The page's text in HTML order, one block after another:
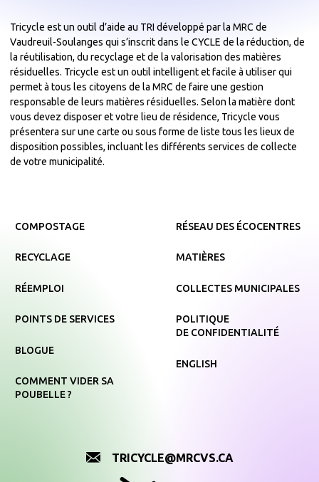
Tricycle est un outil d’aide au TRI développé par la MRC de
Vaudreuil-Soulanges qui s’inscrit dans le CYCLE de la réduction, de
la réutilisation, du recyclage et de la valorisation des matières
résiduelles. Tricycle est un outil intelligent et facile à utiliser qui
permet à tous les citoyens de la MRC de faire une gestion
responsable de leurs matières résiduelles. Selon la matière dont
vous devez disposer et votre lieu de résidence, Tricycle vous
présentera sur une carte ou sous forme de liste tous les lieux de
disposition possibles, incluant les différents services de collecte
de votre municipalité.
COMPOSTAGE
RECYCLAGE
RÉEMPLOI
POINTS DE SERVICES
BLOGUE
COMMENT VIDER SA
POUBELLE ?
RÉSEAU DES ÉCOCENTRES
MATIÈRES
COLLECTES MUNICIPALES
POLITIQUE
DE CONFIDENTIALITÉ
ENGLISH
TRICYCLE@MRCVS.CA